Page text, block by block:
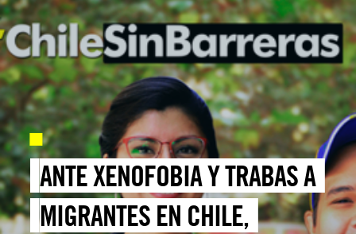
ANTE XENOFOBIA Y TRABAS A
MIGRANTES EN CHILE,